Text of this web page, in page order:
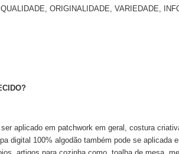
ORIGINALIDADE, VARIEDADE,
aplicado em patchwork em geral, costura
digital 100% algodão também pode se